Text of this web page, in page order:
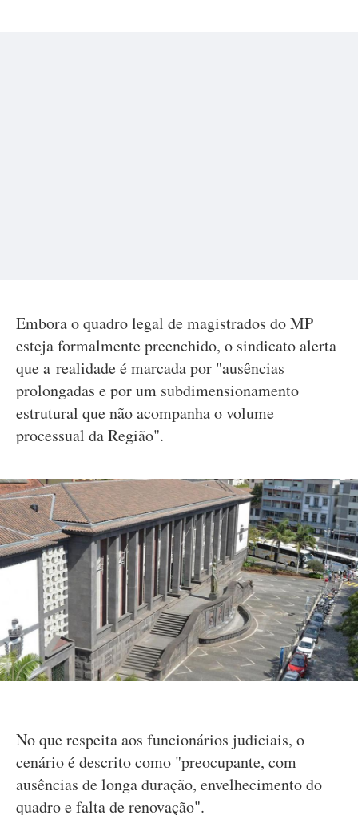
Embora o quadro legal de magistrados do MP
esteja formalmente preenchido, o sindicato alerta
que a realidade é marcada por "ausências
prolongadas e por um subdimensionamento
estrutural que não acompanha o volume
processual da Região".
No que respeita aos funcionários judiciais, o
cenário é descrito como "preocupante, com
ausências de longa duração, envelhecimento do
quadro e falta de renovação".